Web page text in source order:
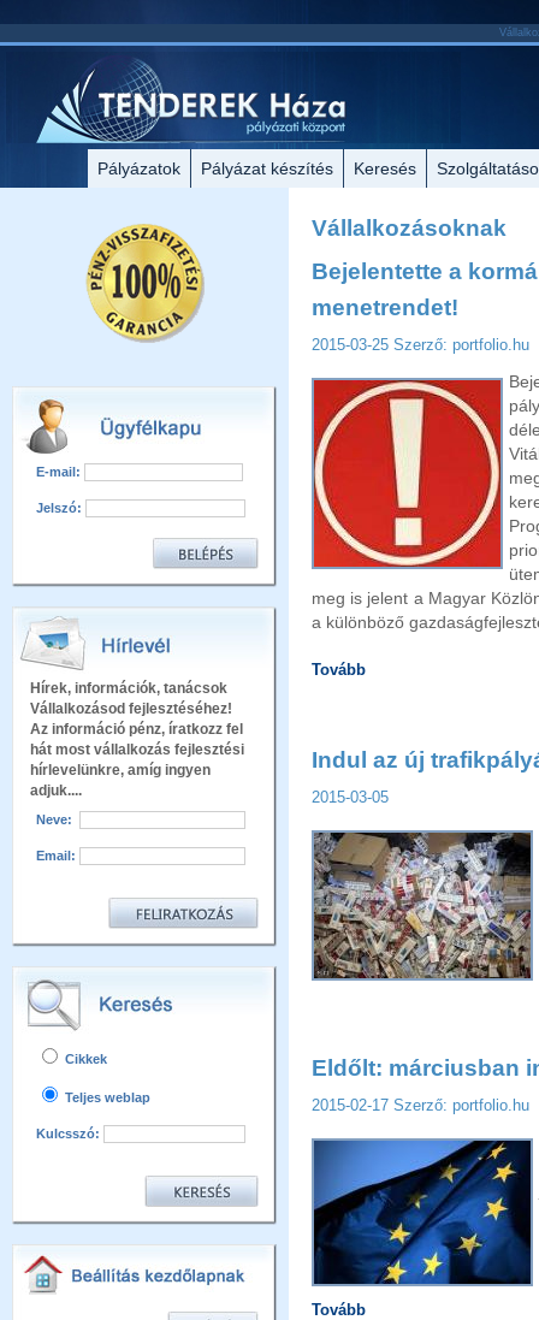
Pályázatok Pályázat készítés Keresés
E-mail:
Jelszó:
Hírek, információk, tanácsok
Vállalkozásod fejlesztéséhez!
Az információ pénz, íratkozz fel
hát most vállalkozás fejlesztési
hírlevelünkre, amíg ingyen
adjuk....
Neve:
Email:
Cikkek
Teljes weblap
Kulcsszó:
Vállalkozásoknak
Bejelentette a
menetrendet!
2015-03-25 Szerző: portfolio.hu
meg is jelent a Magyar
a különböző
Tovább
Indul az új
2015-03-05
Eldőlt: márciusban
2015-02-17 Szerző: portfolio.hu
Tovább